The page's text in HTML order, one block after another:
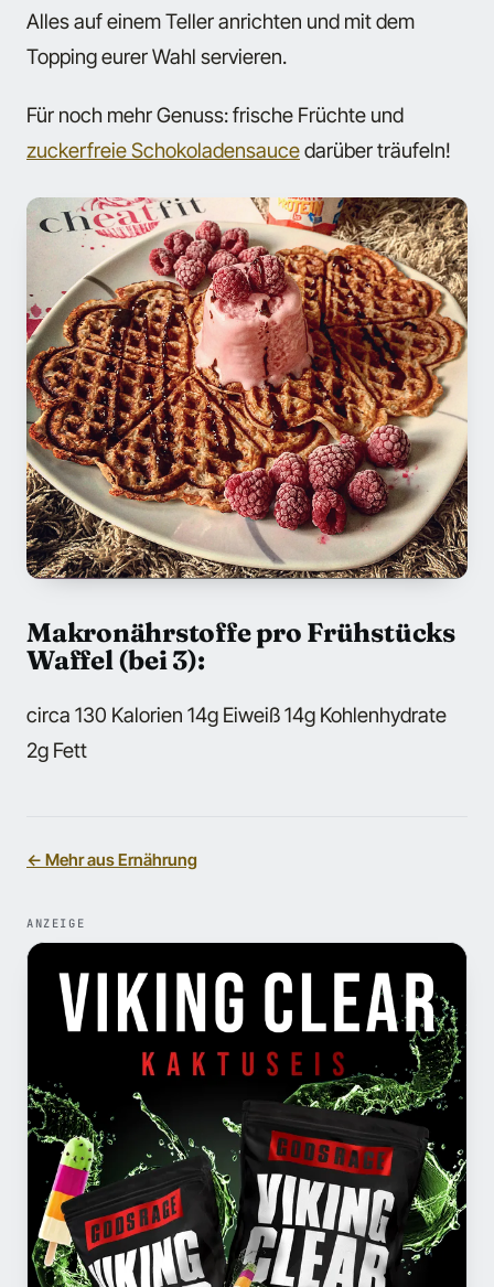
Alles auf einem Teller anrichten und mit dem
Topping eurer Wahl servieren.
Für noch mehr Genuss: frische Früchte und
zuckerfreie Schokoladensaucedarüber träufeln!
Makronährstoffe pro Frühstücks
Waffel (bei 3):
circa 130 Kalorien 14g Eiweiß 14g Kohlenhydrate
2g Fett
← Mehr aus Ernährung
ANZEIGE